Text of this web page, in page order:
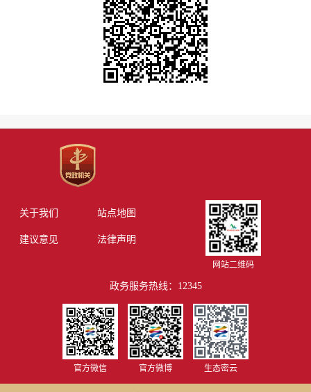
关于我们 站点地图
建议意见 法律声明
网站二维码
政务服务热线：12345
官方微信 官方微博 生态密云